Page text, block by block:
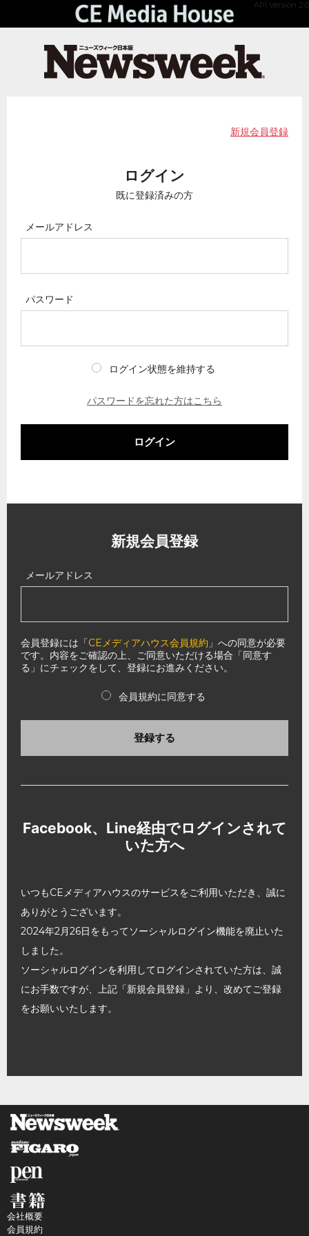
API Version 2.0
新規会員登録
ログイン
既に登録済みの方
メールアドレス
パスワード
ログイン状態を維持する
パスワードを忘れた方はこちら
ログイン
新規会員登録
メールアドレス
会員登録には「CEメディアハウス会員規約 」への同意が必要
です。内容をご確認の上、ご同意いただける場合「同意す
る」にチェックをして、登録にお進みください。
会員規約に同意する
登録する
Facebook、Line経由でログインされて
いた方へ
いつもCEメディアハウスのサービスをご利用いただき、誠に
ありがとうございます。
2024年2月26日をもってソーシャルログイン機能を廃止いた
しました。
ソーシャルログインを利用してログインされていた方は、誠
にお手数ですが、上記「新規会員登録」より、改めてご登録
をお願いいたします。
会社概要
会員規約